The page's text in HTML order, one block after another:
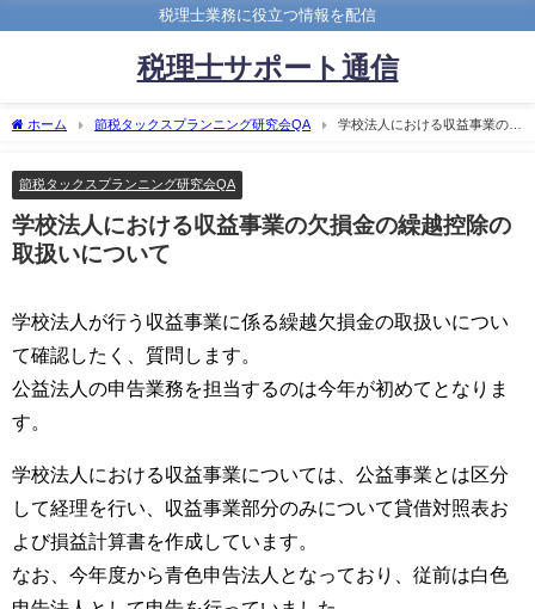
税理士業務に役立つ情報を配信
税理士サポート通信
ホーム 節税タックスプランニング研究会QA
学校法人における収益事業の欠
節税タックスプランニング研究会QA
学校法人における収益事業の欠損金の繰越控除の
取扱いについて
学校法人が行う収益事業に係る繰越欠損金の取扱いについ
て確認したく、質問します。
公益法人の申告業務を担当するのは今年が初めてとなりま
す。
学校法人における収益事業については、公益事業とは区分
して経理を行い、収益事業部分のみについて貸借対照表お
よび損益計算書を作成しています。
なお、今年度から青色申告法人となっており、従前は白色